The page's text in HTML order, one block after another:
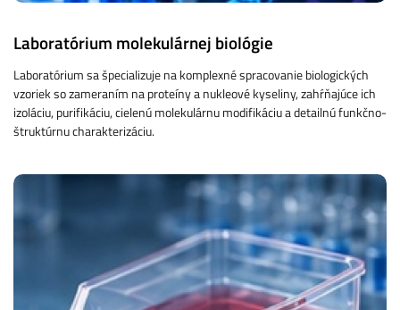
Laboratórium molekulárnej biológie
Laboratórium sa špecializuje na komplexné spracovanie biologických
vzoriek so zameraním na proteíny a nukleové kyseliny, zahŕňajúce ich
izoláciu, purifikáciu, cielenú molekulárnu modifikáciu a detailnú funkčno-
štruktúrnu charakterizáciu.